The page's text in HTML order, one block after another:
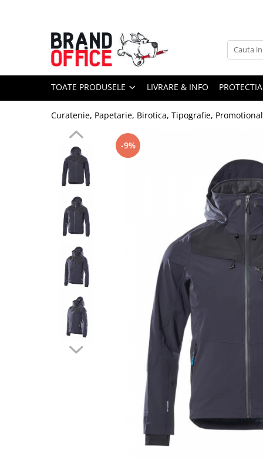
Toate Produsele
Unitate Protejata - PRODUCTIE
Hartie copiator si produse
Formulare tipizate
Saci menajeri (Unitate Protejata)
Agende, calendare si organizatoare
Agende personalizabile
Organizatoare business
Birotica si papetarie
Hartie si articole din hartie
Bibliorafturi, caiete mecanice,
Capsatoare, capse si perforatoare
Caiete si blocnotesuri
Dosare, folii protectie si mape
Accesorii diverse pentru birou
TOATE PRODUSELE LIVRARE & INFO
Curatenie, Papetarie, Birotica, Tipografie,
-9%